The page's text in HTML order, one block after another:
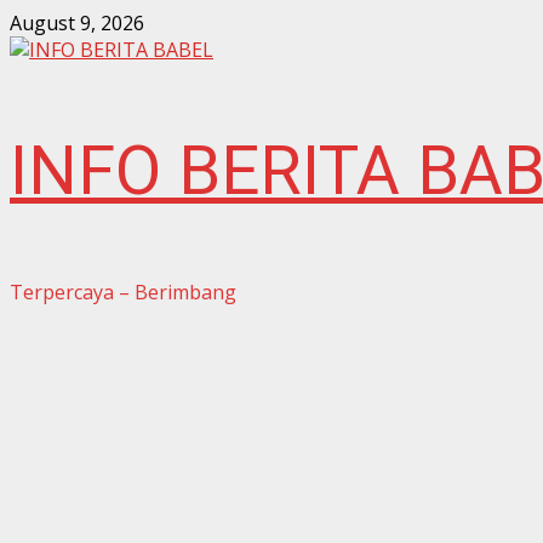
Skip
to
August 9, 2026
INFO BERITA
Terpercaya – Berimbang